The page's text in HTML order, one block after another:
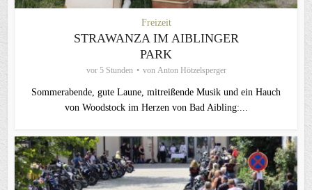
Freizeit
STRAWANZA IM AIBLINGER
PARK
vor 5 Stunden von Anton Hötzelsperger
Sommerabende, gute Laune, mitreißende Musik und ein Hauch
von Woodstock im Herzen von Bad Aibling:...